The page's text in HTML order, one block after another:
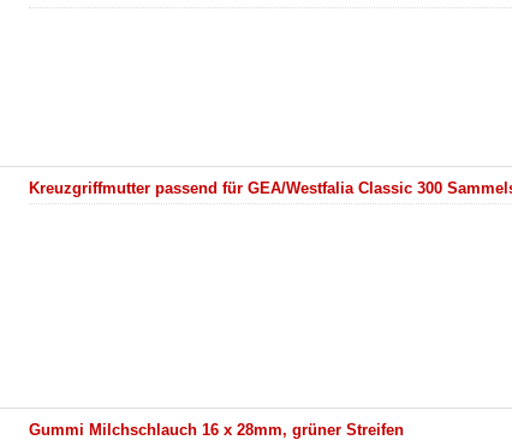
Kreuzgriffmutter passend für GEA/Westfalia Classic 300
Gummi Milchschlauch 16 x 28mm, grüner Streifen